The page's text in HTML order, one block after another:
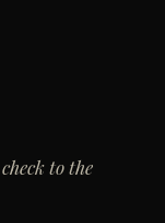
to the